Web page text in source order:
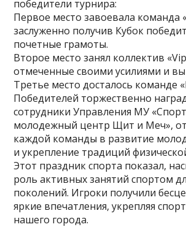
победители турнира:
Первое место завоевала команда
заслуженно получив Кубок
почетные грамоты.
Второе место занял коллектив
отмеченные своими усилиями и
Третье место досталось команде
Победителей торжественно
сотрудники Управления МУ
молодежный центр Щит и Меч»,
каждой команды в развитие
и укрепление традиций
Этот праздник спорта показал,
роль активных занятий спортом
поколений. Игроки получили
яркие впечатления, укрепляя
нашего города.